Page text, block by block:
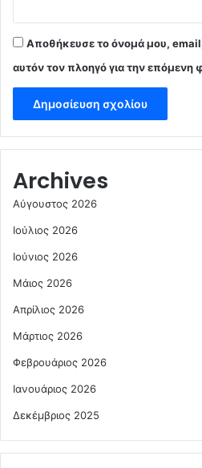
Αποθήκευσε το όνομά μου,
αυτόν τον πλοηγό για την
Archives
Αύγουστος 2026
Ιούλιος 2026
Ιούνιος 2026
Μάιος 2026
Απρίλιος 2026
Μάρτιος 2026
Φεβρουάριος 2026
Ιανουάριος 2026
Δεκέμβριος 2025